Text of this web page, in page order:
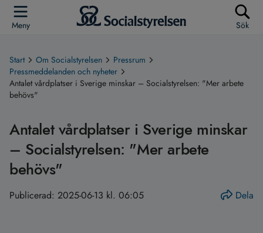
Meny Sök
Start Om Socialstyrelsen
Pressrum
Pressmeddelanden och nyheter
Antalet vårdplatser i Sverige minskar – Socialstyrelsen: "Mer arbete
behövs"
Antalet vårdplatser i Sverige minskar
– Socialstyrelsen: "Mer arbete
behövs"
Publicerad: 2025-06-13 kl. 06:05 Dela